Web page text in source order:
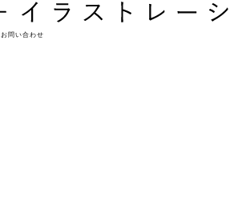
お問い合わせ